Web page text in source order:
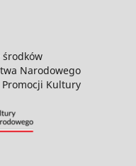
środków
Narodowego
Kultury